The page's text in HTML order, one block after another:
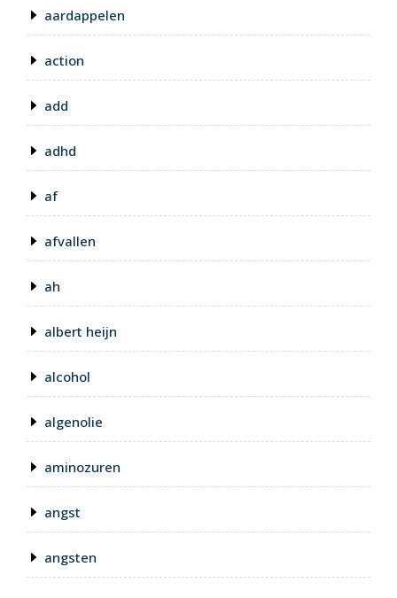
aardappelen
action
add
adhd
af
afvallen
ah
albert heijn
alcohol
algenolie
aminozuren
angst
angsten